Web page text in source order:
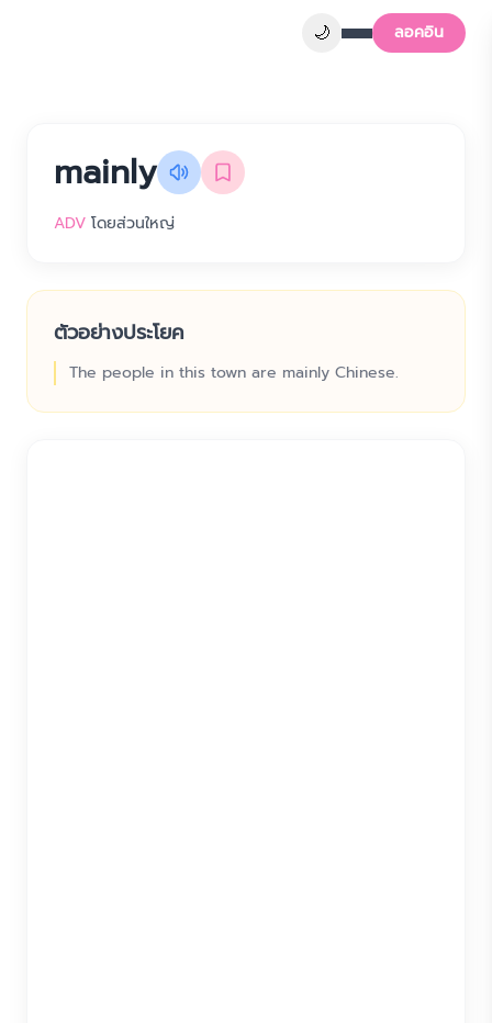
🌙 ลอคอิน
mainly
ADV โดยส่วนใหญ่
ตัวอย่างประโยค
The people in this town are mainly Chinese.